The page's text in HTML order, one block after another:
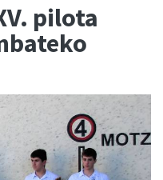
pilota